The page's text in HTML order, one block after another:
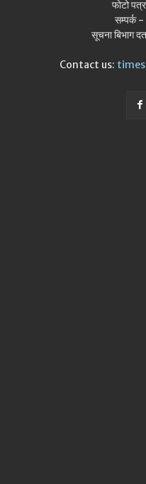
फोटो
सम्पर्क
सूचना बिभाग
Contact us: